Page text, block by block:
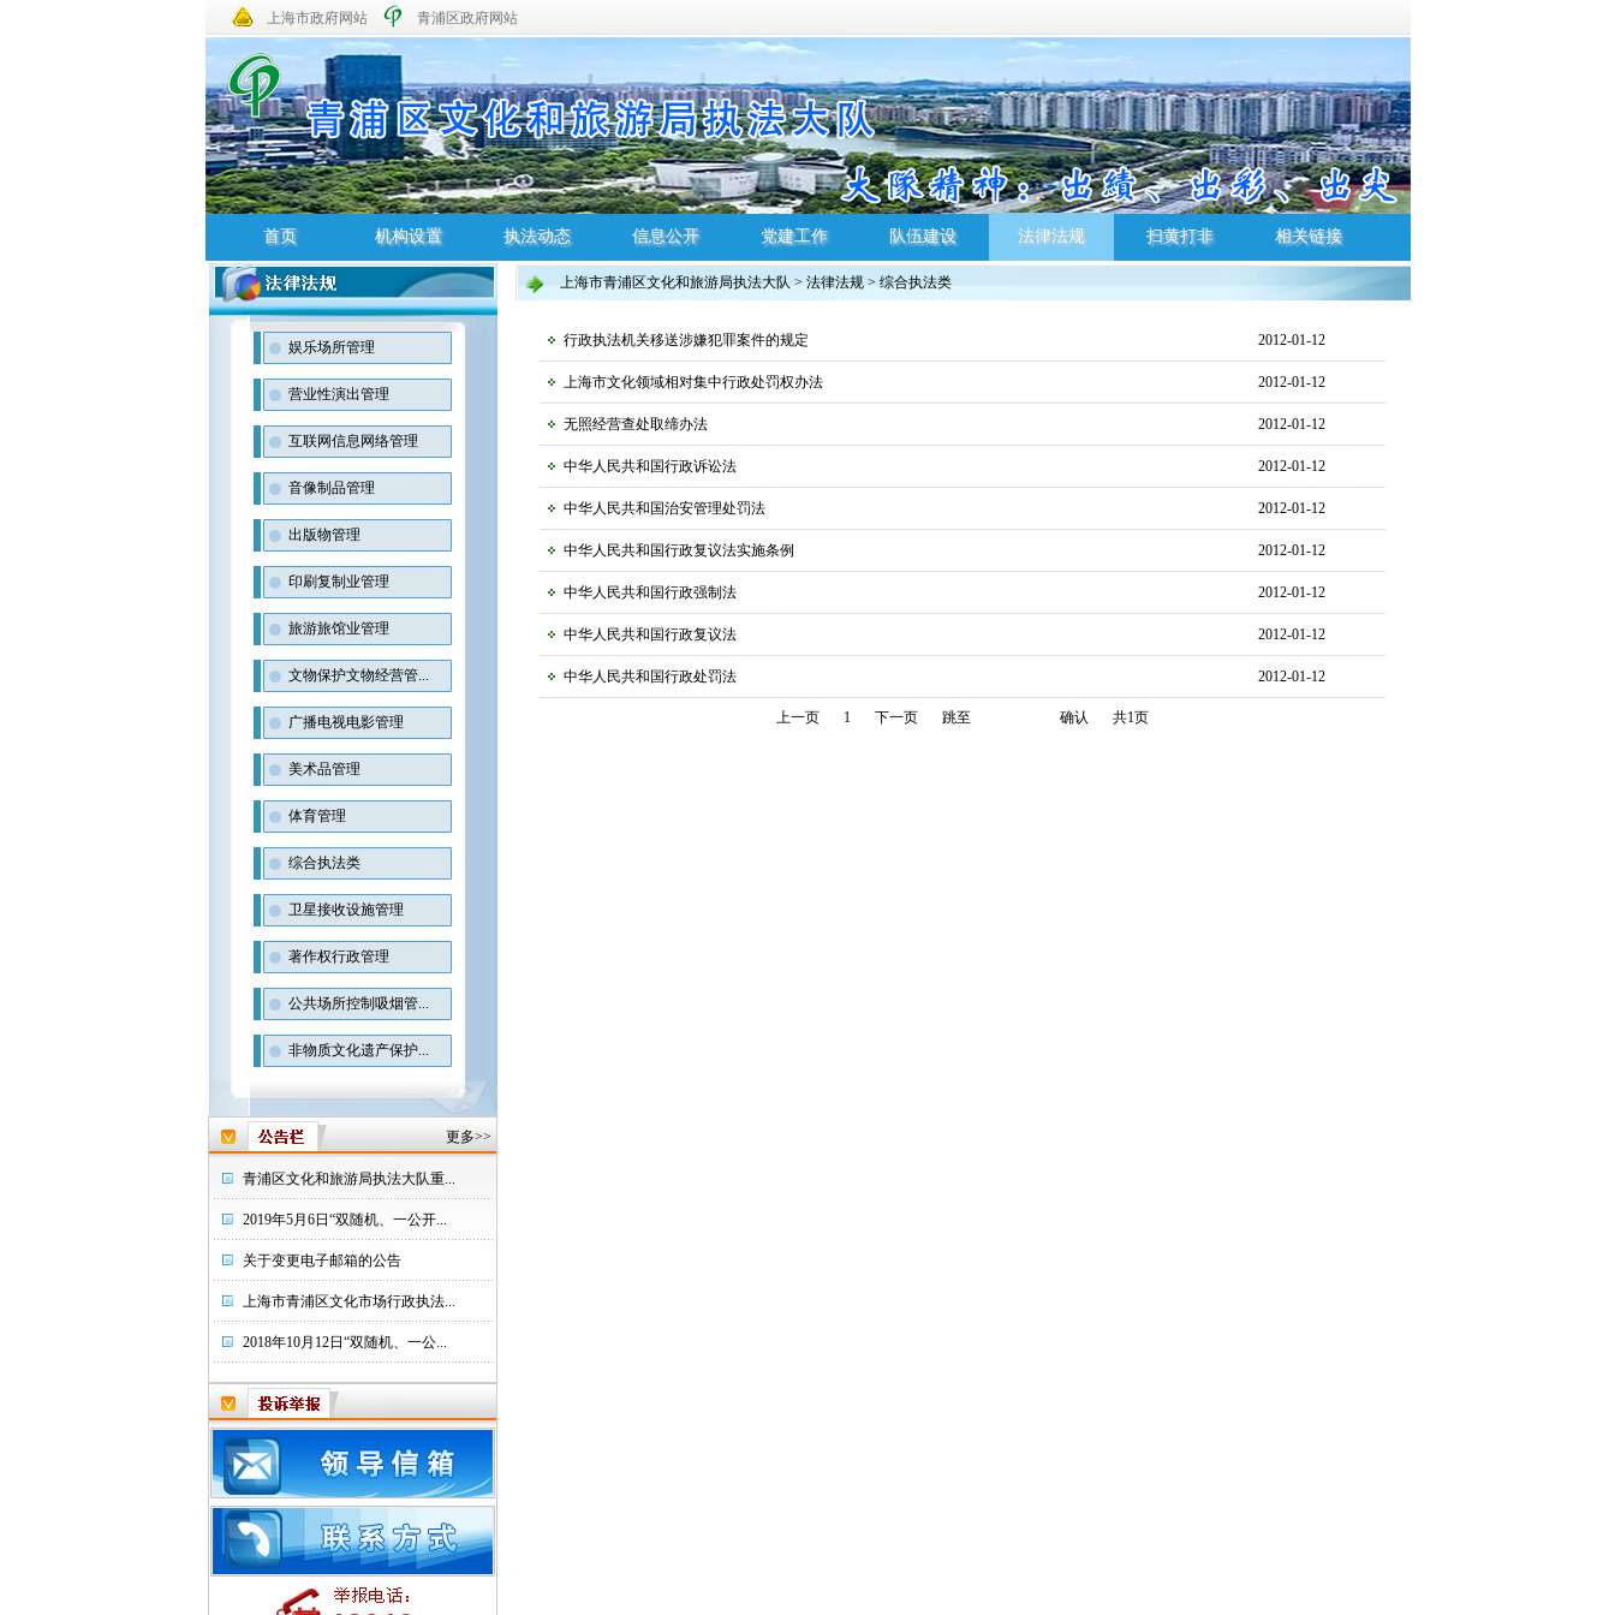
上海市政府网站 青浦区政府网站
首页
首页
机构设置
机构设置
执法动态
执法动态
信息公开
信息公开
党建工作
党建工作
队伍建设
队伍建设
法律法规 扫黄打非 相关链接
相关链接
娱乐场所管理
营业性演出管理
互联网信息网络管理
音像制品管理
出版物管理
印刷复制业管理
旅游旅馆业管理
文物保护文物经营管...
广播电视电影管理
美术品管理
体育管理
综合执法类
卫星接收设施管理
著作权行政管理
公共场所控制吸烟管...
非物质文化遗产保护...
更多>>
青浦区文化和旅游局执法大队重...
2019年5月6日“双随机、一公开...
关于变更电子邮箱的公告
上海市青浦区文化市场行政执法...
2018年10月12日“双随机、一公...
上海市青浦区文化和旅游局执法大队 > 法律法规 > 综合执法类
行政执法机关移送涉嫌犯罪案件的规定 2012-01-12
上海市文化领域相对集中行政处罚权办法 2012-01-12
无照经营查处取缔办法 2012-01-12
中华人民共和国行政诉讼法 2012-01-12
中华人民共和国治安管理处罚法 2012-01-12
中华人民共和国行政复议法实施条例 2012-01-12
中华人民共和国行政强制法 2012-01-12
中华人民共和国行政复议法 2012-01-12
中华人民共和国行政处罚法 2012-01-12
上一页 1 下一页 跳至 确认 共1页